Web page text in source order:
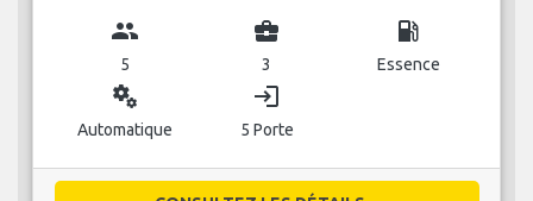
group
5
business_center
3
local_gas_station
Essence
miscellaneous_services
Automatique
login
5 Porte